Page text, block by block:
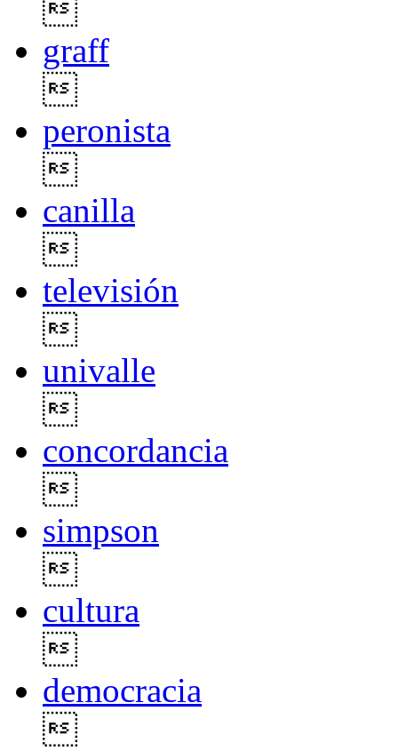
graff
peronista
canilla
televisión
univalle
concordancia
simpson
cultura
democracia